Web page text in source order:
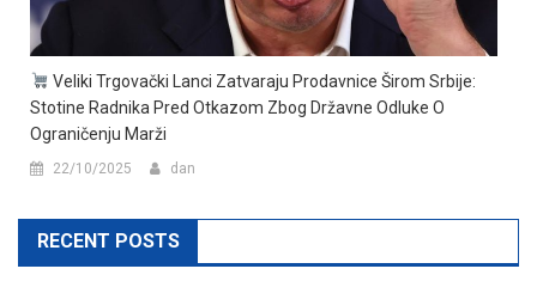
Veliki Trgovački Lanci Zatvaraju Prodavnice Širom Srbije:
Stotine Radnika Pred Otkazom Zbog Državne Odluke O
Ograničenju Marži
22/10/2025 dan
RECENT POSTS